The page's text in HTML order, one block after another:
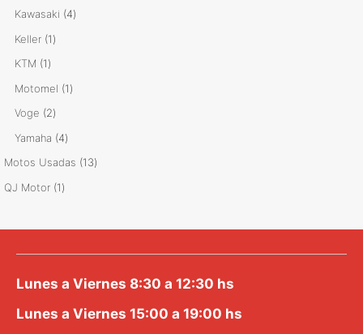
producto
Kawasaki 44
Keller 11
KTM 11
producto
Motomel 11
Voge 22
productos
Yamaha 44
productos
Motos Usadas 1313
QJ Motor 11
Lunes a Viernes 8:30 a 12:30 hs
Lunes a Viernes 15:00 a 19:00 hs